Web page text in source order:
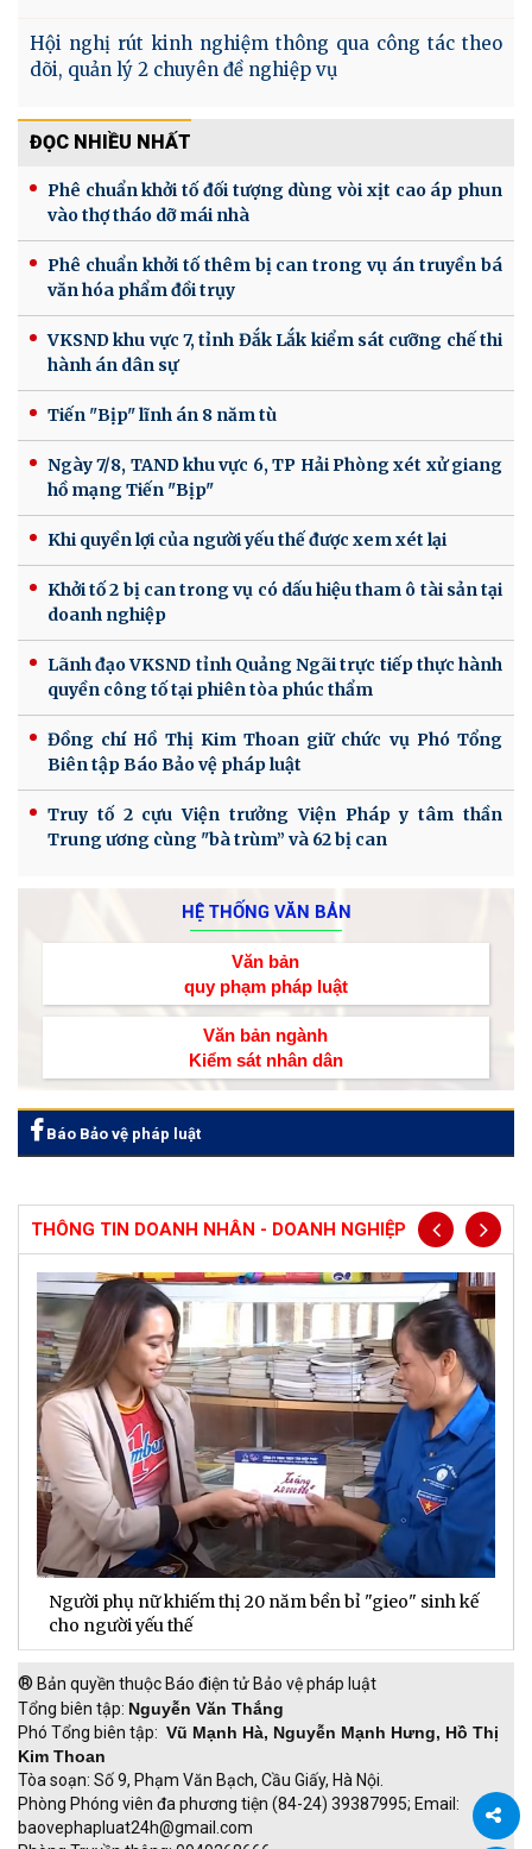
Hội nghị rút kinh nghiệm thông qua công tác theo
dõi, quản lý 2 chuyên đề nghiệp vụ
ĐỌC NHIỀU NHẤT
Phê chuẩn khởi tố đối tượng dùng vòi xịt cao áp phun
vào thợ tháo dỡ mái nhà
Phê chuẩn khởi tố thêm bị can trong vụ án truyền bá
văn hóa phẩm đồi trụy
VKSND khu vực 7, tỉnh Đắk Lắk kiểm sát cưỡng chế thi
hành án dân sự
Tiến "Bịp" lĩnh án 8 năm tù
Ngày 7/8, TAND khu vực 6, TP Hải Phòng xét xử giang
hồ mạng Tiến "Bịp"
Khi quyền lợi của người yếu thế được xem xét lại
Khởi tố 2 bị can trong vụ có dấu hiệu tham ô tài sản tại
doanh nghiệp
Lãnh đạo VKSND tỉnh Quảng Ngãi trực tiếp thực hành
quyền công tố tại phiên tòa phúc thẩm
Đồng chí Hồ Thị Kim Thoan giữ chức vụ Phó Tổng
Biên tập Báo Bảo vệ pháp luật
Truy tố 2 cựu Viện trưởng Viện Pháp y tâm thần
Trung ương cùng "bà trùm” và 62 bị can
HỆ THỐNG VĂN BẢN
Văn bản
quy phạm pháp luật
Văn bản ngành
Kiểm sát nhân dân
Báo Bảo vệ pháp luật
THÔNG TIN DOANH NHÂN - DOANH NGHIỆP
Người phụ nữ khiếm thị 20 năm bền bỉ "gieo" sinh kế
cho người yếu thế
® Bản quyền thuộc Báo điện tử Bảo vệ pháp luật
Tổng biên tập: Nguyễn Văn Thắng
Phó Tổng biên tập: Vũ Mạnh Hà, Nguyễn Mạnh Hưng, Hồ Thị
Kim Thoan
Tòa soạn: Số 9, Phạm Văn Bạch, Cầu Giấy, Hà Nội.
Phòng Phóng viên đa phương tiện (84-24) 39387995; Email:
baovephapluat24h@gmail.com